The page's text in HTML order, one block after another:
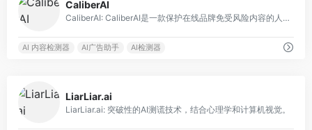
CaliberAI
CaliberAI: CaliberAI是一款保护在线品牌免受风险内容的人工智能平台，通过微调语言模型实现。
AI 内容检测器 AI广告助手 AI检测器
LiarLiar.ai
LiarLiar.ai: 突破性的AI测谎技术，结合心理学和计算机视觉。